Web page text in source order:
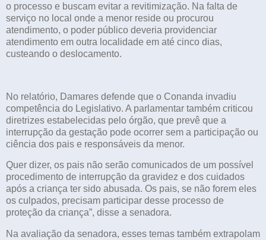
o processo e buscam evitar a revitimização. Na falta de
serviço no local onde a menor reside ou procurou
atendimento, o poder público deveria providenciar
atendimento em outra localidade em até cinco dias,
custeando o deslocamento.
No relatório, Damares defende que o Conanda invadiu
competência do Legislativo. A parlamentar também criticou
diretrizes estabelecidas pelo órgão, que prevê que a
interrupção da gestação pode ocorrer sem a participação ou
ciência dos pais e responsáveis da menor.
Quer dizer, os pais não serão comunicados de um possível
procedimento de interrupção da gravidez e dos cuidados
após a criança ter sido abusada. Os pais, se não forem eles
os culpados, precisam participar desse processo de
proteção da criança”, disse a senadora.
Na avaliação da senadora, esses temas também extrapolam